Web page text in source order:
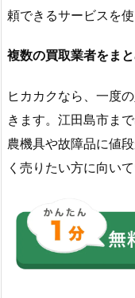
頼できるサービスを使
複数の買取業者をま
ヒカカクなら、一度
きます。江田島市ま
農機具や故障品に値
く売りたい方に向いて